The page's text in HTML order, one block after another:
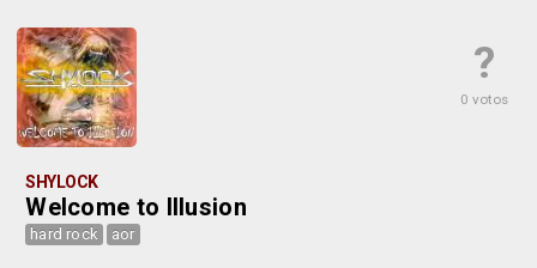
?
0 votos
SHYLOCK
Welcome to Illusion
hard rock aor